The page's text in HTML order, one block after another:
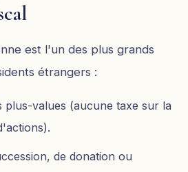
est l'un des plus grands
étrangers :
values (aucune taxe sur la
de donation ou